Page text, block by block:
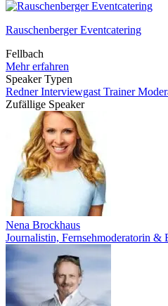
Rauschenberger Eventcatering
Fellbach
Mehr erfahren
Speaker Typen
RednerInterviewgast Trainer
Zufällige Speaker
Nena Brockhaus
Journalistin, Fernsehmoderatorin &